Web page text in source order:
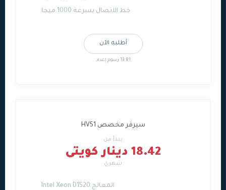
خط الاتصال بسرعة 1000 ميجا
أطلبه الآن
13.81 رسوم إعداد
سيرفر مخصص HV51
يبدأ من
18.42 دينار كويتى
شهري
المعالج Intel Xeon D1520